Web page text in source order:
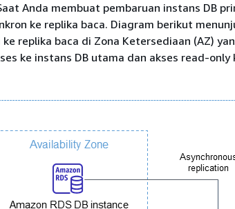
Anda membuat pembaruan instans DB
ke replika baca. Diagram berikut
replika baca di Zona Ketersediaan (AZ)
ke instans DB utama dan akses read-only